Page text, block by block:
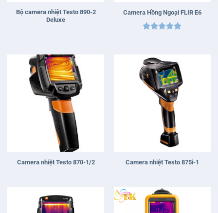
Bộ camera nhiệt Testo 890-2
Deluxe
Camera Hồng Ngoại FLIR E6
Camera nhiệt Testo 870-1/2 Camera nhiệt Testo 875i-1